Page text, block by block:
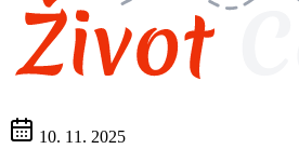
10. 11. 2025